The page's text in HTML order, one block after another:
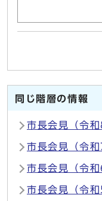
同じ階層の情報
市長会見（令和
市長会見（令和
市長会見（令和
市長会見（令和